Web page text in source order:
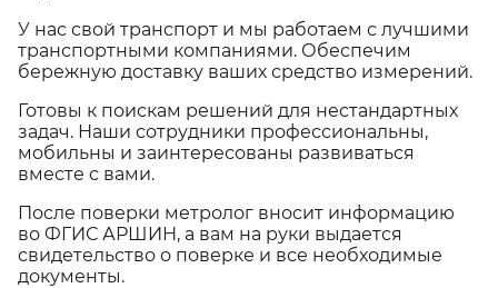
У нас свой транспорт и мы работаем с лучшими
транспортными компаниями. Обеспечим
бережную доставку ваших средство измерений.
Готовы к поискам решений для нестандартных
задач. Наши сотрудники профессиональны,
мобильны и заинтересованы развиваться
вместе с вами.
После поверки метролог вносит информацию
во ФГИС АРШИН, а вам на руки выдается
свидетельство о поверке и все необходимые
документы.